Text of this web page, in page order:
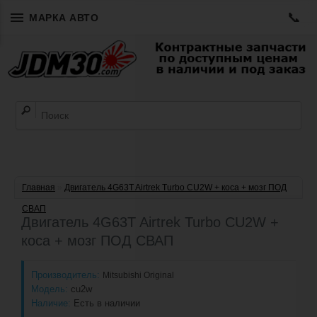
МАРКА АВТО 📞
Главная Двигатель 4G63T Airtrek Turbo CU2W + коса + мозг ПОД
СВАП
Двигатель 4G63T Airtrek Turbo CU2W +
коса + мозг ПОД СВАП
Производитель: Mitsubishi Original
Модель: cu2w
Наличие: Есть в наличии